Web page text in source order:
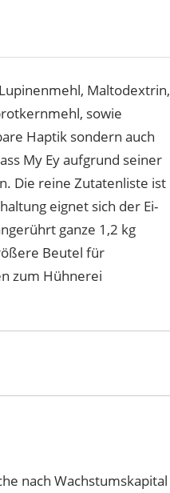
Maltodextrin,
sowie
Haptik sondern auch
My Ey aufgrund seiner
Die reine Zutatenliste ist
eignet sich der Ei-
ganze 1,2 kg
Beutel für
zum Hühnerei
nach Wachstumskapital